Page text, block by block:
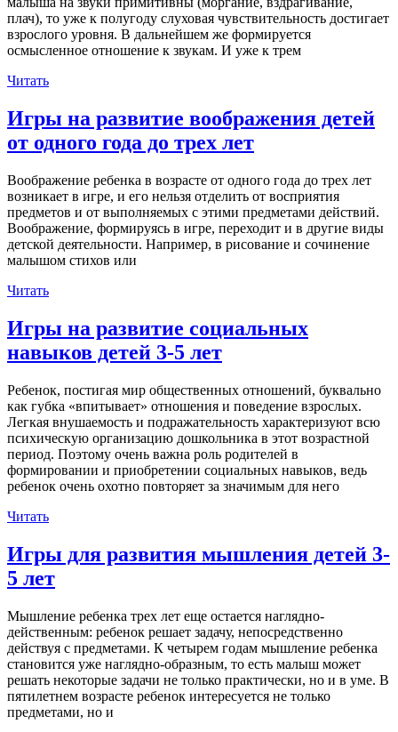
плач), то уже к полугоду слуховая чувствительность достигает
взрослого уровня. В дальнейшем же формируется
осмысленное отношение к звукам. И уже к трем
Читать
Игры на развитие воображения детей
от одного года до трех лет
Воображение ребенка в возрасте от одного года до трех лет
возникает в игре, и его нельзя отделить от восприятия
предметов и от выполняемых с этими предметами действий.
Воображение, формируясь в игре, переходит и в другие виды
детской деятельности. Например, в рисование и сочинение
малышом стихов или
Читать
Игры на развитие социальных
навыков детей 3-5 лет
Ребенок, постигая мир общественных отношений, буквально
как губка «впитывает» отношения и поведение взрослых.
Легкая внушаемость и подражательность характеризуют всю
психическую организацию дошкольника в этот возрастной
период. Поэтому очень важна роль родителей в
формировании и приобретении социальных навыков, ведь
ребенок очень охотно повторяет за значимым для него
Читать
Игры для развития мышления детей 3-
5 лет
Мышление ребенка трех лет еще остается наглядно-
действенным: ребенок решает задачу, непосредственно
действуя с предметами. К четырем годам мышление ребенка
становится уже наглядно-образным, то есть малыш может
решать некоторые задачи не только практически, но и в уме. В
пятилетнем возрасте ребенок интересуется не только
предметами, но и